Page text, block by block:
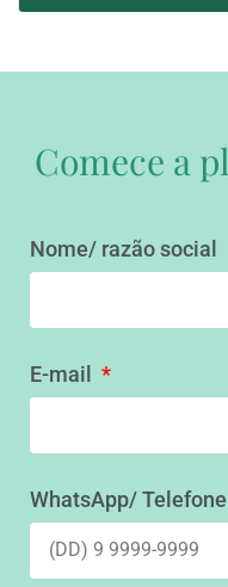
Comece a
Nome/ razão social
E-mail
WhatsApp/ Telefone